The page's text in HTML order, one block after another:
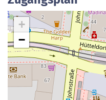
+
−